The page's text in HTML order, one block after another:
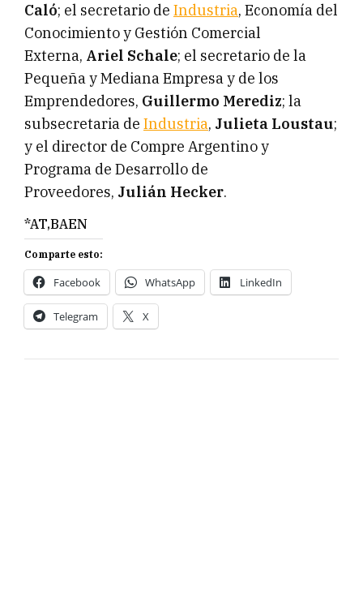
Caló; el secretario de Industria, Economía del
Conocimiento y Gestión Comercial
Externa, Ariel Schale; el secretario de la
Pequeña y Mediana Empresa y de los
Emprendedores, Guillermo Merediz; la
subsecretaria de Industria, Julieta Loustau;
y el director de Compre Argentino y
Programa de Desarrollo de
Proveedores, Julián Hecker.
*AT,BAEN
Comparte esto:
Facebook WhatsApp LinkedIn
Telegram X